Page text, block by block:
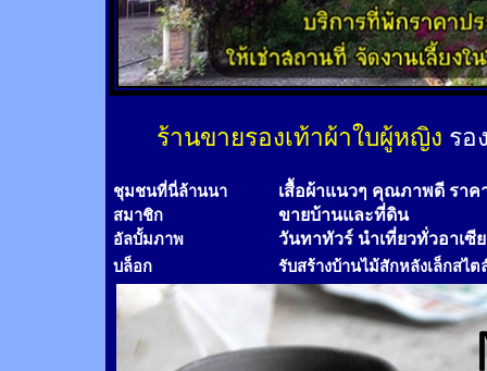
ร้านขายรองเท้าผ้าใบผู้หญิง รอ
ชุมชนที่นี่ล้านนา เสื้อผ้าแนวๆ คุณภาพดี ราค
สมาชิก ขายบ้านและที่ดิน
อัลบั้มภาพ วันทาทัวร์ นำเที่ยวทั่วอาเซี
บล็อก รับสร้างบ้านไม้สักหลังเล็กสไต